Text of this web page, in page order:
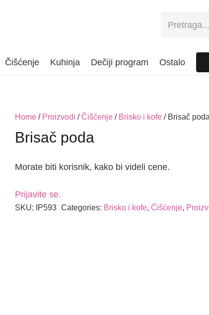
Čišćenje Kuhinja Dečiji program Ostalo
Home/ Proizvodi /Čišćenje/ Brisko i kofe/ Brisač poda
Brisač poda
Morate biti korisnik, kako bi videli cene.
Prijavite se.
SKU: IP593 Categories: Brisko i kofe, Čišćenje,